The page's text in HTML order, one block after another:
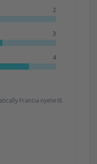
2
3
4
Francia nyelvről.